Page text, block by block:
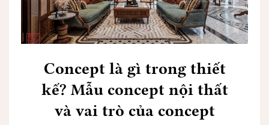
Concept là gì trong thiết
kế? Mẫu concept nội thất
và vai trò của concept